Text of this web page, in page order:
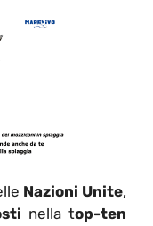
Nazioni Unite,
nella top-ten